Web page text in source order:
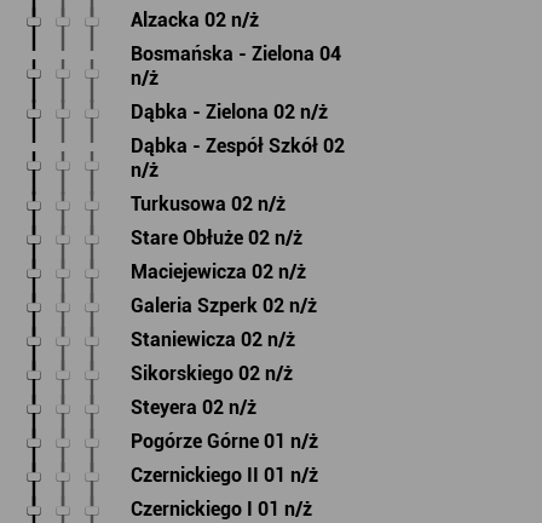
Alzacka 02 n/ż
Bosmańska - Zielona 04
n/ż
Dąbka - Zielona 02 n/ż
Dąbka - Zespół Szkół 02
n/ż
Turkusowa 02 n/ż
Stare Obłuże 02 n/ż
Maciejewicza 02 n/ż
Galeria Szperk 02 n/ż
Staniewicza 02 n/ż
Sikorskiego 02 n/ż
Steyera 02 n/ż
Pogórze Górne 01 n/ż
Czernickiego II 01 n/ż
Czernickiego I 01 n/ż